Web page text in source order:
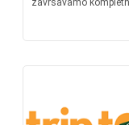
završavamo